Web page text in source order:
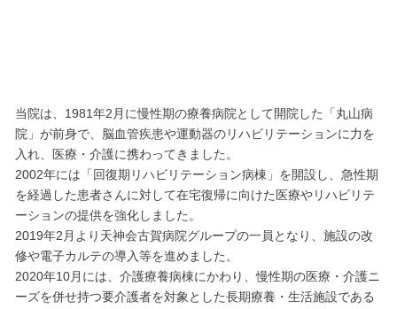
当院は、1981年2月に慢性期の療養病院として開院した「丸山病
院」が前身で、脳血管疾患や運動器のリハビリテーションに力を
入れ、医療・介護に携わってきました。
2002年には「回復期リハビリテーション病棟」を開設し、急性期
を経過した患者さんに対して在宅復帰に向けた医療やリハビリテ
ーションの提供を強化しました。
2019年2月より天神会古賀病院グループの一員となり、施設の改
修や電子カルテの導入等を進めました。
2020年10月には、介護療養病棟にかわり、慢性期の医療・介護ニ
ーズを併せ持つ要介護者を対象とした長期療養・生活施設である